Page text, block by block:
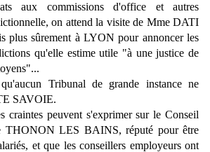
aux commissions d'office et autres
on attend la visite de Mme DATI
plus sûrement à LYON pour annoncer les
qu'elle estime utile "à une justice de
Tribunal de grande instance ne
SAVOIE.
craintes peuvent s'exprimer sur le Conseil
THONON LES BAINS, réputé pour être
et que les conseillers employeurs ont